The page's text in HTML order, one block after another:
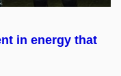
in energy that